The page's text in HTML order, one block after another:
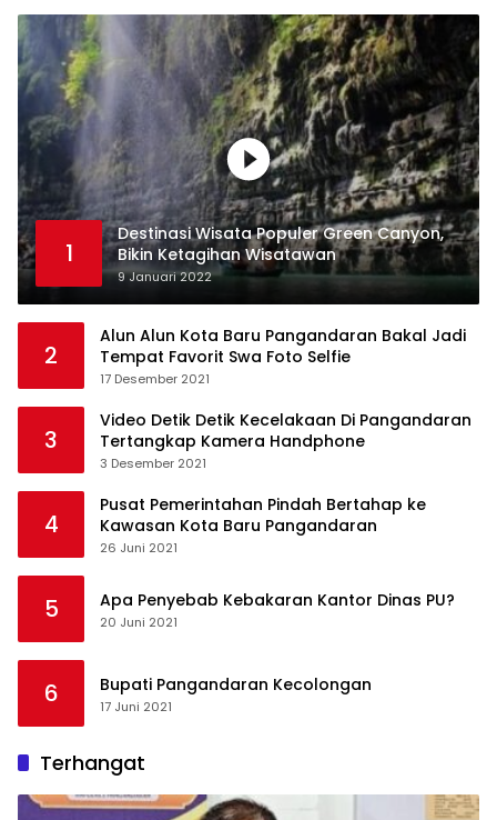
1
Destinasi Wisata Populer Green Canyon,
Bikin Ketagihan Wisatawan
9 Januari 2022
2
Alun Alun Kota Baru Pangandaran Bakal Jadi
Tempat Favorit Swa Foto Selfie
17 Desember 2021
3
Video Detik Detik Kecelakaan Di Pangandaran
Tertangkap Kamera Handphone
3 Desember 2021
4
Pusat Pemerintahan Pindah Bertahap ke
Kawasan Kota Baru Pangandaran
26 Juni 2021
5 Apa Penyebab Kebakaran Kantor Dinas PU?
20 Juni 2021
6 Bupati Pangandaran Kecolongan
17 Juni 2021
Terhangat